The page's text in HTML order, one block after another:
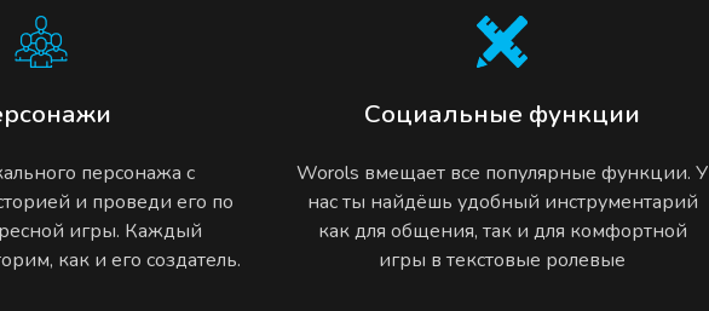
персонажа с
и проведи его по
игры. Каждый
как и его создатель.
Социальные функции
Worols вмещает все популярные функции. У
нас ты найдёшь удобный инструментарий
как для общения, так и для комфортной
игры в текстовые ролевые